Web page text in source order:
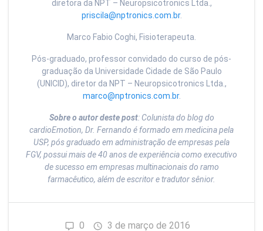
diretora da NPT – Neuropsicotronics Ltda.,
priscila@nptronics.com.br.
Marco Fabio Coghi, Fisioterapeuta.
Pós-graduado, professor convidado do curso de pós-
graduação da Universidade Cidade de São Paulo
(UNICID), diretor da NPT – Neuropsicotronics Ltda.,
marco@nptronics.com.br.
Sobre o autor deste post: Colunista do blog do
cardioEmotion, Dr. Fernando é formado em medicina pela
USP, pós graduado em administração de empresas pela
FGV, possui mais de 40 anos de experiência como executivo
de sucesso em empresas multinacionais do ramo
farmacêutico, além de escritor e tradutor sênior.
0 3 de março de 2016